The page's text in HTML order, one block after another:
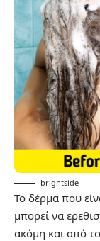
brightside
Το δέρμα που
μπορεί να
ακόμη και από